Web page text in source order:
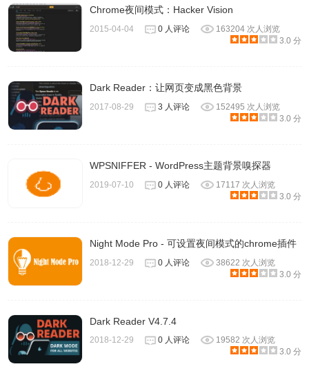
Dark Reader插件Chrome应用商店下载地址:
https://chrome.google.com/webstore/detail/dark-
备注：本文属于Chrome插件英雄榜 项目的一部分, 项目
Github地址: https://github.com/zhaoolee/ChromeAppHeroes
Chrome夜间模式：Hacker Vision
2015-04-04 0 人评论
163204 次人浏览
3.0 分
Dark Reader：让网页变成黑色背景
2017-08-29 3 人评论
152495 次人浏览
3.0 分
WPSNIFFER - WordPress主题背景嗅探器
2019-07-10 0 人评论
17117 次人浏览
3.0 分
Night Mode Pro - 可设置夜间模式的chrome插件
2018-12-29 0 人评论
38622 次人浏览
3.0 分
Dark Reader V4.7.4
2018-12-29 0 人评论
19582 次人浏览
3.0 分